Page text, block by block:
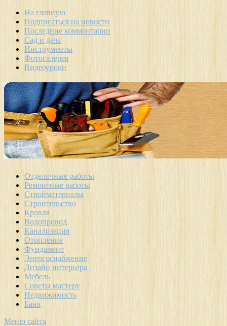
На главную
Подписаться на новости
Последние комментарии
Сад и дача
Инструменты
Фотогалерея
Видеоуроки
Отделочные работы
Ремонтные работы
Стройматериалы
Строительство
Кровля
Водопровод
Канализация
Отопление
Фундамент
Энергоснабжение
Дизайн интерьера
Мебель
Советы мастеру
Недвижимость
Баня
Меню сайта